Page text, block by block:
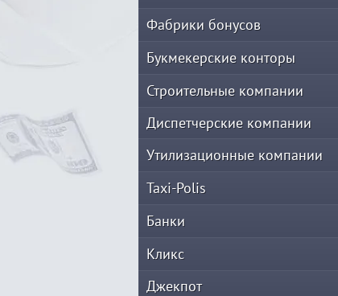
Фабрики бонусов
Букмекерские конторы
Строительные компании
Диспетчерские компании
Утилизационные компании
Taxi-Polis
Банки
Кликс
Джекпот